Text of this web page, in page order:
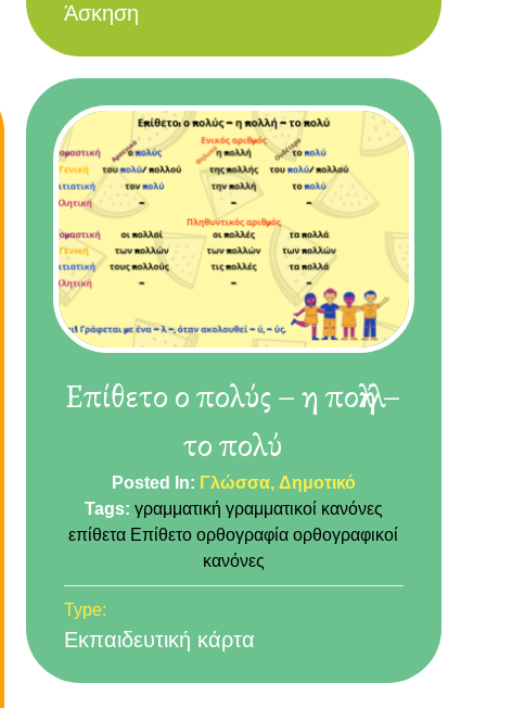
Άσκηση
Eπίθετο ο πολύς – η πολλή –
το πολύ
Posted In: Γλώσσα Δημοτικό
Tags: γραμματική γραμματικοί κανόνες
επίθετα Επίθετο ορθογραφία ορθογραφικοί
κανόνες
Type:
Εκπαιδευτική κάρτα